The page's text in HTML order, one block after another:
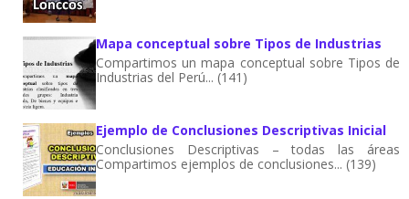
Mapa conceptual sobre Tipos de Industrias
Compartimos un mapa conceptual sobre Tipos de
Industrias del Perú... (141)
Ejemplo de Conclusiones Descriptivas Inicial
Conclusiones Descriptivas – todas las áreas
Compartimos ejemplos de conclusiones... (139)